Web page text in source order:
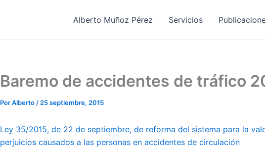
Alberto Muñoz Pérez Servicios
Baremo de accidentes de tráfico
PorAlberto / 25 septiembre, 2015
Ley 35/2015, de 22 de septiembre, de reforma del sistema para la
perjuicios causados a las personas en accidentes de circulación